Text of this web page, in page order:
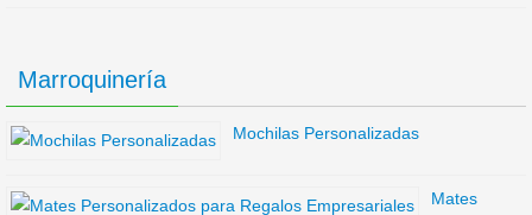
Marroquinería
Mochilas Personalizadas
Mates